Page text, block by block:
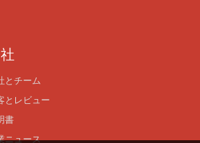
とチーム
とレビュー
書
ニュース